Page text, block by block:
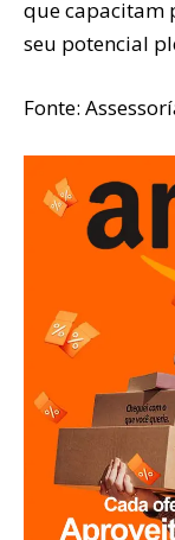
que capacitam
seu potencial
Fonte: